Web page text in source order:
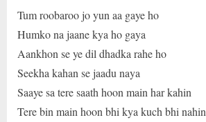
Tum roobaroo jo yun aa gaye ho
Humko na jaane kya ho gaya
Aankhon se ye dil dhadka rahe ho
Seekha kahan se jaadu naya
Saaye sa tere saath hoon main har kahin
Tere bin main hoon bhi kya kuch bhi nahin